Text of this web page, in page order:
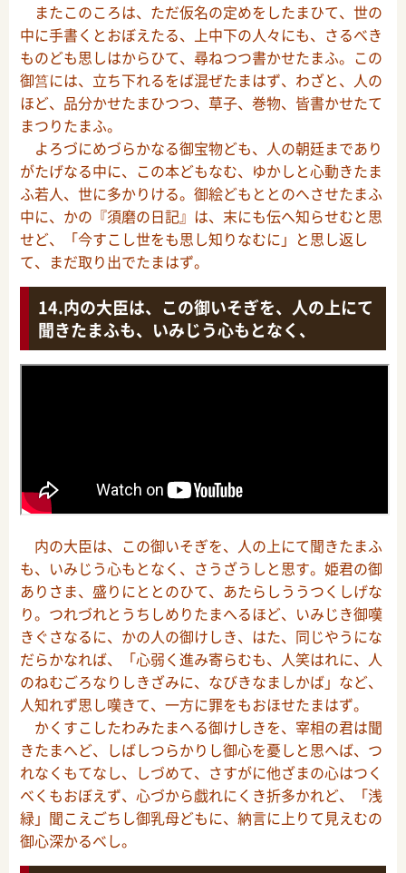
またこのころは、ただ仮名の定めをしたまひて、世の
中に手書くとおぼえたる、上中下の人々にも、さるべき
ものども思しはからひて、尋ねつつ書かせたまふ。この
御筥には、立ち下れるをば混ぜたまはず、わざと、人の
ほど、品分かせたまひつつ、草子、巻物、皆書かせたて
まつりたまふ。
よろづにめづらかなる御宝物ども、人の朝廷まであり
がたげなる中に、この本どもなむ、ゆかしと心動きたま
ふ若人、世に多かりける。御絵どもととのへさせたまふ
中に、かの『須磨の日記』は、末にも伝へ知らせむと思
せど、「今すこし世をも思し知りなむに」と思し返し
て、まだ取り出でたまはず。
内の大臣は、この御いそぎを、人の上にて
聞きたまふも、いみじう心もとなく、
内の大臣は、この御いそぎを、人の上にて聞きたまふ
も、いみじう心もとなく、さうざうしと思す。姫君の御
ありさま、盛りにととのひて、あたらしううつくしげな
り。つれづれとうちしめりたまへるほど、いみじき御嘆
きぐさなるに、かの人の御けしき、はた、同じやうにな
だらかなれば、「心弱く進み寄らむも、人笑はれに、人
のねむごろなりしきざみに、なびきなましかば」など、
人知れず思し嘆きて、一方に罪をもおほせたまはず。
かくすこしたわみたまへる御けしきを、宰相の君は聞
きたまへど、しばしつらかりし御心を憂しと思へば、つ
れなくもてなし、しづめて、さすがに他ざまの心はつく
べくもおぼえず、心づから戯れにくき折多かれど、「浅
緑」聞こえごちし御乳母どもに、納言に上りて見えむの
御心深かるべし。